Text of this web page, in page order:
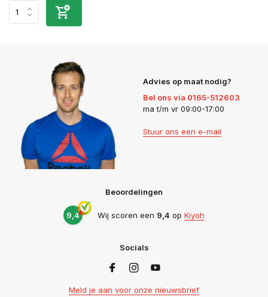
Advies op maat nodig?
Bel ons via 0165-512603
ma t/m vr 09:00-17:00
Stuur ons een e-mail
Beoordelingen
9,4 Wij scoren een 9,4 op Kiyoh
Socials
Meld je aan voor onze nieuwsbrief